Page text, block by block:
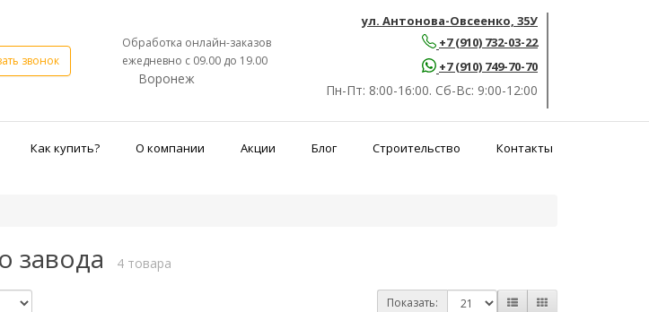
звонок
Обработка онлайн-заказов
ежедневно с 09.00 до 19.00
Воронеж
ул. Антонова-Овсеенко, 35У
+7 (910) 732-03-22
+7 (910) 749-70-70
Пн-Пт: 8:00-16:00. Сб-Вс: 9:00-12:00
Как купить? О компании Акции Блог Строительство Контакты
завода 4 товара
Показать: